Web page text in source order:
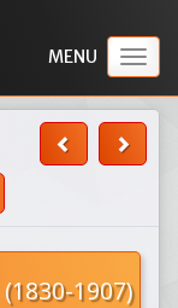
(1830-1907)